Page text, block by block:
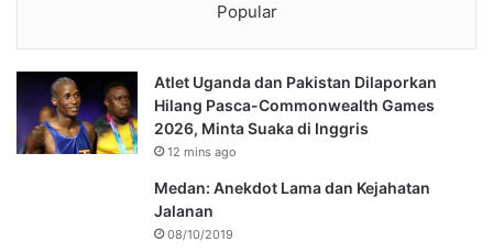
Popular
Atlet Uganda dan Pakistan Dilaporkan
Hilang Pasca-Commonwealth Games
2026, Minta Suaka di Inggris
12 mins ago
Medan: Anekdot Lama dan Kejahatan
Jalanan
08/10/2019